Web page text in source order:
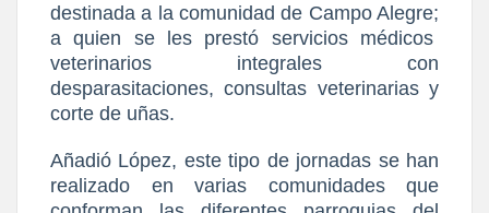
destinada a la comunidad de Campo Alegre;
a quien se les prestó servicios médicos
veterinarios integrales con
desparasitaciones, consultas veterinarias y
corte de uñas.
Añadió López, este tipo de jornadas se han
realizado en varias comunidades que